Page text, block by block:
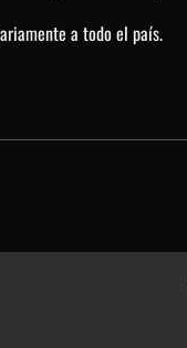
a todo el país.